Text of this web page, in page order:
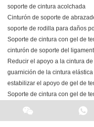
soporte de cintura acolchada
Cinturón de soporte de
soporte de rodilla para daños
Soporte de cintura con gel de
cinturón de soporte del
Reducir el apoyo a la cintura
guarnición de la cintura elástica
estabilizar el apoyo de gel de
Soporte de cintura con gel de
Brace de soporte de cintura de
soporte de rodilla para cricket